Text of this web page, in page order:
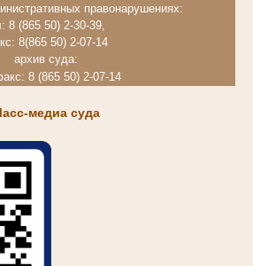
правонарушениях:
8 (865 50) 2-30-39,
8(865 50) 2-07-14
архив суда:
8 (865 50) 2-07-14
медиа суда